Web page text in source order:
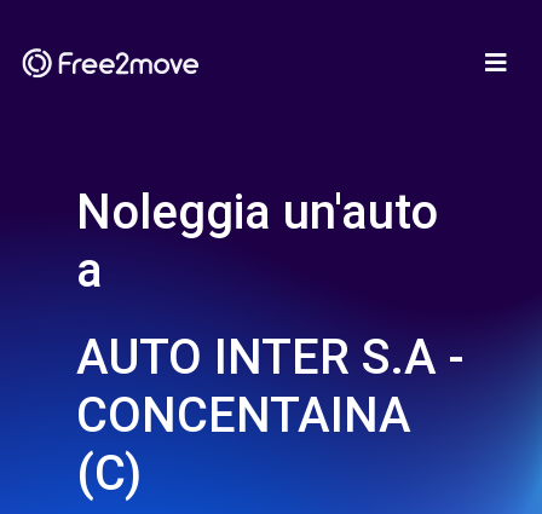
Noleggia un'auto
a
AUTO INTER S.A -
CONCENTAINA
(C)